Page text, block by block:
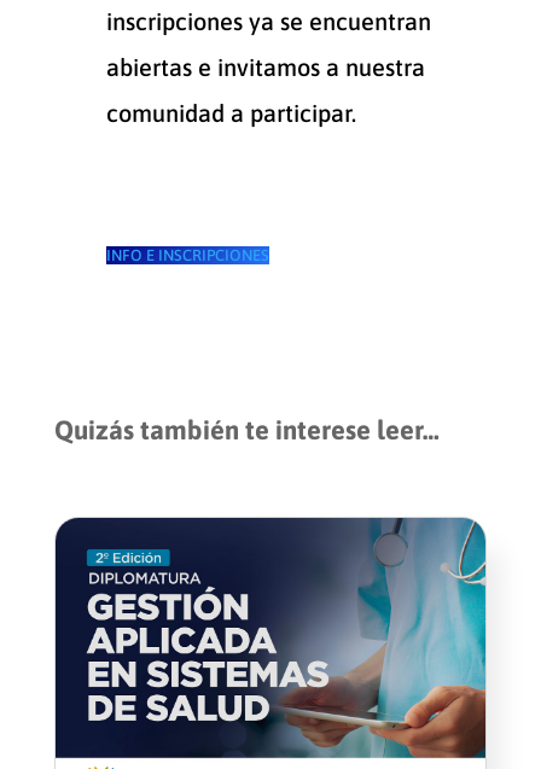
inscripciones ya se encuentran
abiertas e invitamos a nuestra
comunidad a participar.
INFO E INSCRIPCIONES
Quizás también te interese leer…